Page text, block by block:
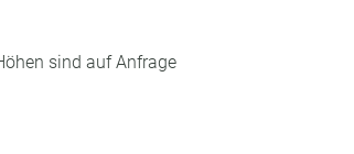
sind auf Anfrage